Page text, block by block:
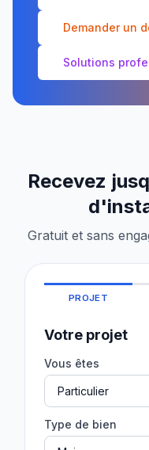
Demander un
Solutions
Recevez
Gratuit et sans
PROJET
Votre projet
Vous êtes
Type de bien